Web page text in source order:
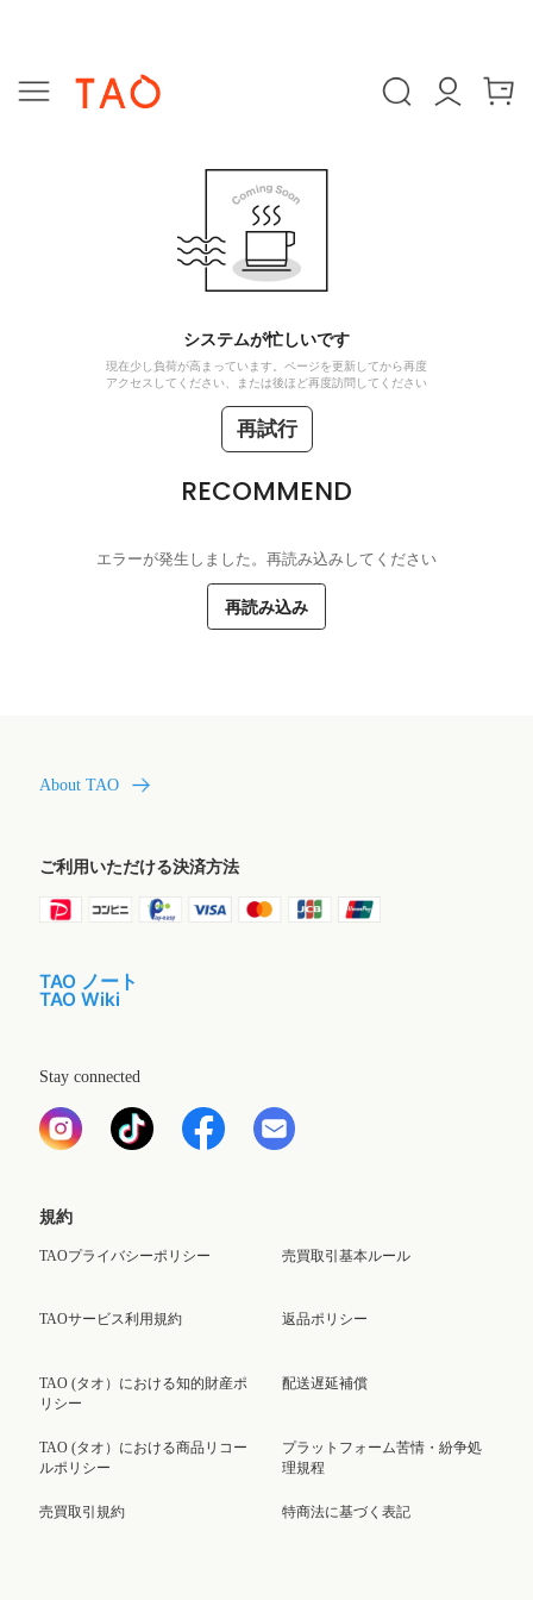
システムが忙しいです
現在少し負荷が高まっています。ページを更新してから再度
アクセスしてください、または後ほど再度訪問してください
再試行
RECOMMEND
エラーが発生しました。再読み込みしてください
再読み込み
About TAO
ご利用いただける決済方法
TAO ノート
TAO Wiki
Stay connected
規約
TAOプライバシーポリシー
TAOサービス利用規約
TAO (タオ）における知的財産ポ
リシー
TAO (タオ）における商品リコー
ルポリシー
売買取引規約
売買取引基本ルール
返品ポリシー
配送遅延補償
プラットフォーム苦情・紛争処
理規程
特商法に基づく表記